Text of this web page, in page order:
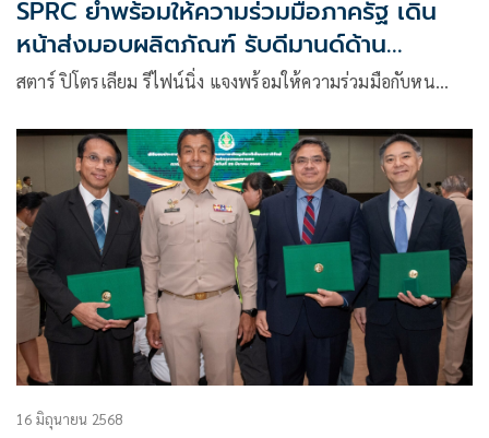
SPRC ย้ำพร้อมให้ความร่วมมือภาครัฐ เดิน
หน้าส่งมอบผลิตภัณฑ์ รับดีมานด์ด้าน
พลังงานต่อเนื่อง
สตาร์ ปิโตรเลียม รีไฟน์นิ่ง แจงพร้อมให้ความร่วมมือกับหน…
16 มิถุนายน 2568